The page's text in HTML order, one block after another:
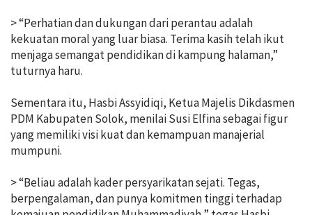
> “Perhatian dan dukungan dari perantau adalah
kekuatan moral yang luar biasa. Terima kasih telah ikut
menjaga semangat pendidikan di kampung halaman,”
tuturnya haru.
Sementara itu, Hasbi Assyidiqi, Ketua Majelis Dikdasmen
PDM Kabupaten Solok, menilai Susi Elfina sebagai figur
yang memiliki visi kuat dan kemampuan manajerial
mumpuni.
> “Beliau adalah kader persyarikatan sejati. Tegas,
berpengalaman, dan punya komitmen tinggi terhadap